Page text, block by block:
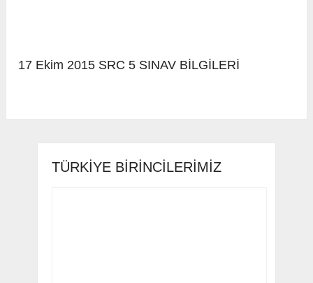
17 Ekim 2015 SRC 5 SINAV BİLGİLERİ
TÜRKIYE BIRINCILERIMIZ